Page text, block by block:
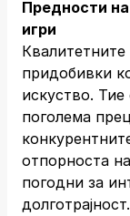
Предности
игри
Квалитетните
придобивки
искуство.
поголема
отпорноста
погодни за